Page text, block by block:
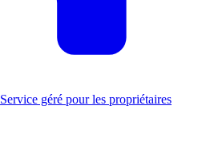
Service géré pour les propriétaires